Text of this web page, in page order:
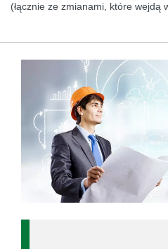
(łącznie ze zmianami, które wejdą